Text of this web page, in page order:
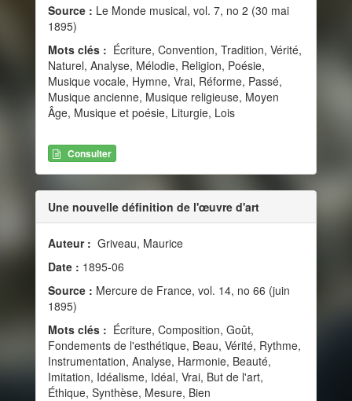
Source : Le Monde musical, vol. 7, no 2 (30 mai
1895)
Mots clés : Écriture, Convention, Tradition, Vérité,
Naturel, Analyse, Mélodie, Religion, Poésie,
Musique vocale, Hymne, Vrai, Réforme, Passé,
Musique ancienne, Musique religieuse, Moyen
Âge, Musique et poésie, Liturgie, Lois
Consulter
Une nouvelle définition de l'œuvre d'art
Auteur : Griveau, Maurice
Date : 1895-06
Source : Mercure de France, vol. 14, no 66 (juin
1895)
Mots clés : Écriture, Composition, Goût,
Fondements de l'esthétique, Beau, Vérité, Rythme,
Instrumentation, Analyse, Harmonie, Beauté,
Imitation, Idéalisme, Idéal, Vrai, But de l'art,
Éthique, Synthèse, Mesure, Bien